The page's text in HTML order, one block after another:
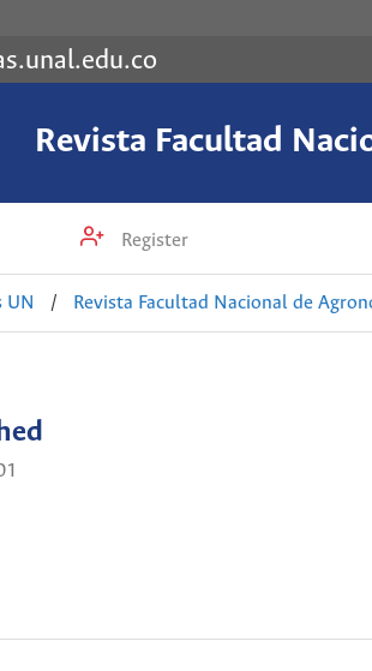
Revista Facultad
Register
UN / Revista Facultad Nacional de